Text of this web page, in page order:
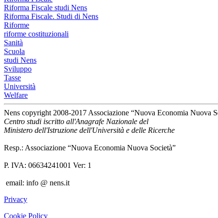
Riforma Fiscale studi Nens
Riforma Fiscale. Studi di Nens
Riforme
riforme costituzionali
Sanità
Scuola
studi Nens
Sviluppo
Tasse
Università
Welfare
Nens copyright 2008-2017 Associazione “Nuova Economia Nuova
Centro studi iscritto all'Anagrafe Nazionale del
Ministero dell'Istruzione dell'Università e delle Ricerche
Resp.: Associazione “Nuova Economia Nuova Società”
P. IVA: 06634241001 Ver: 1
email: info @ nens.it
Privacy
Cookie Policy